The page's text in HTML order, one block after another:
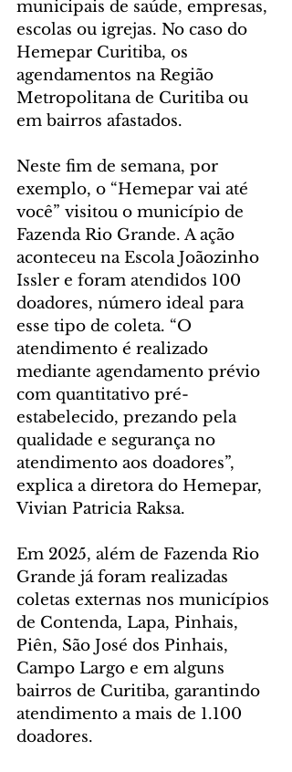
municipais de saúde, empresas,
escolas ou igrejas. No caso do
Hemepar Curitiba, os
agendamentos na Região
Metropolitana de Curitiba ou
em bairros afastados.
Neste fim de semana, por
exemplo, o “Hemepar vai até
você” visitou o município de
Fazenda Rio Grande. A ação
aconteceu na Escola Joãozinho
Issler e foram atendidos 100
doadores, número ideal para
esse tipo de coleta. “O
atendimento é realizado
mediante agendamento prévio
com quantitativo pré-
estabelecido, prezando pela
qualidade e segurança no
atendimento aos doadores”,
explica a diretora do Hemepar,
Vivian Patricia Raksa.
Em 2025, além de Fazenda Rio
Grande já foram realizadas
coletas externas nos municípios
de Contenda, Lapa, Pinhais,
Piên, São José dos Pinhais,
Campo Largo e em alguns
bairros de Curitiba, garantindo
atendimento a mais de 1.100
doadores.